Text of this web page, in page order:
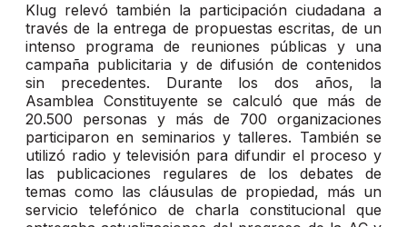
Klug relevó también la participación ciudadana a
través de la entrega de propuestas escritas, de un
intenso programa de reuniones públicas y una
campaña publicitaria y de difusión de contenidos
sin precedentes. Durante los dos años, la
Asamblea Constituyente se calculó que más de
20.500 personas y más de 700 organizaciones
participaron en seminarios y talleres. También se
utilizó radio y televisión para difundir el proceso y
las publicaciones regulares de los debates de
temas como las cláusulas de propiedad, más un
servicio telefónico de charla constitucional que